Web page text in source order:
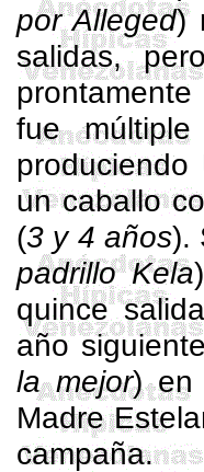
porAlleged)
salidas,
fue
un caballo
(3 y 4 años).
padrilloKela
quince
año
la mejor) en
Madre
campaña.